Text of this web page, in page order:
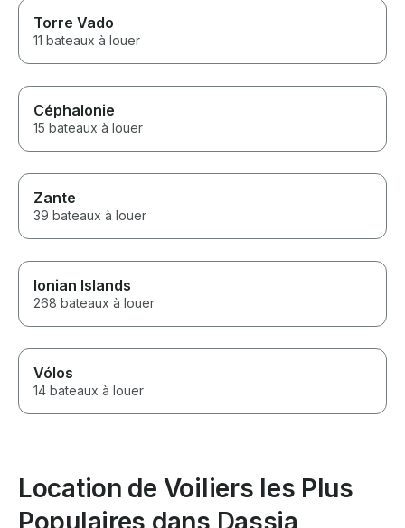
Torre Vado
11 bateaux à louer
Céphalonie
15 bateaux à louer
Zante
39 bateaux à louer
Ionian Islands
268 bateaux à louer
Vólos
14 bateaux à louer
Location de Voiliers les Plus
Populaires dans Dassia